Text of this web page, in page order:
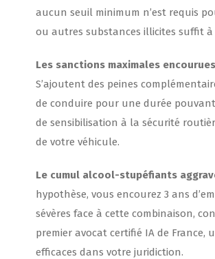
aucun seuil minimum n’est requis
ou autres substances illicites suffit à
Les sanctions maximales
S’ajoutent des peines
de conduire pour une durée
de sensibilisation à la sécurité
de votre véhicule.
Le cumul alcool-stupéfiants
hypothèse, vous encourez 3 ans
sévères face à cette combinaison,
premier avocat certifié IA de
efficaces dans votre juridiction.